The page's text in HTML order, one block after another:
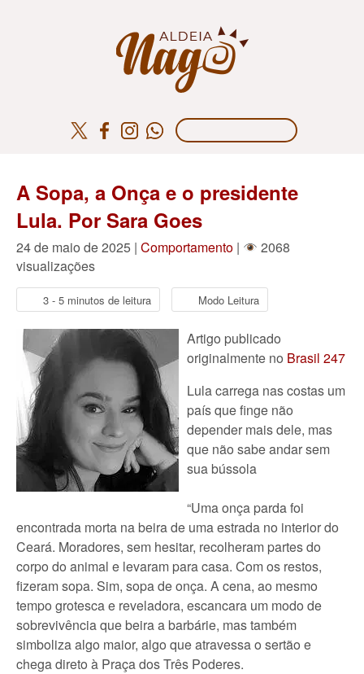
A Sopa, a Onça e o presidente
Lula. Por Sara Goes
24 de maio de 2025 | Comportamento |
2068
visualizações
3 - 5 minutos de leitura Modo Leitura
Artigo publicado
originalmente no Brasil 247
Lula carrega nas costas um
país que finge não
depender mais dele, mas
que não sabe andar sem
sua bússola
“Uma onça parda foi
encontrada morta na beira de uma estrada no interior do
Ceará. Moradores, sem hesitar, recolheram partes do
corpo do animal e levaram para casa. Com os restos,
fizeram sopa. Sim, sopa de onça. A cena, ao mesmo
tempo grotesca e reveladora, escancara um modo de
sobrevivência que beira a barbárie, mas também
simboliza algo maior, algo que atravessa o sertão e
chega direto à Praça dos Três Poderes.